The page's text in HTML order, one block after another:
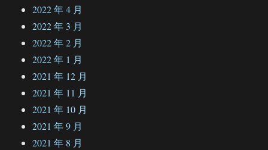
2022 年 4 月
2022 年 3 月
2022 年 2 月
2022 年 1 月
2021 年 12 月
2021 年 11 月
2021 年 10 月
2021 年 9 月
2021 年 8 月